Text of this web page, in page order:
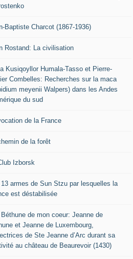
Baptiste Charcot (1867-1936)
Rostand: La civilisation
Kusiqoyllor Humala-Tasso et Pierre-
Combelles: Recherches sur la maca
meyenii Walpers) dans les Andes
du sud
de la France
de la forêt
Izborsk
13 armes de Sun Stzu par lesquelles la
est déstabilisée
de mon coeur: Jeanne de
et Jeanne de Luxembourg,
de Ste Jeanne d’Arc durant sa
au château de Beaurevoir (1430)